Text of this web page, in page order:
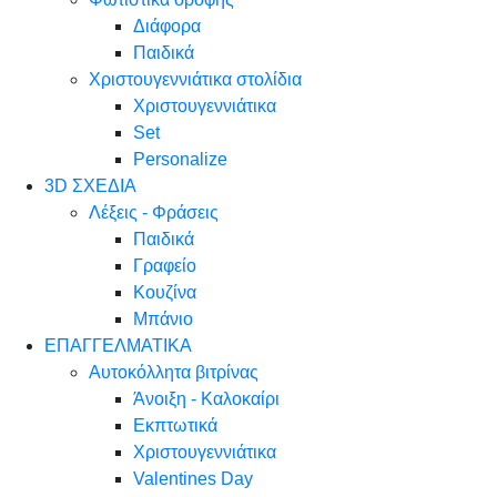
Διάφορα
Παιδικά
Χριστουγεννιάτικα στολίδια
Χριστουγεννιάτικα
Set
Personalize
3D ΣΧΕΔΙΑ
Λέξεις - Φράσεις
Παιδικά
Γραφείο
Κουζίνα
Μπάνιο
ΕΠΑΓΓΕΛΜΑΤΙΚΑ
Αυτοκόλλητα βιτρίνας
Άνοιξη - Καλοκαίρι
Εκπτωτικά
Χριστουγεννιάτικα
Valentines Day